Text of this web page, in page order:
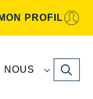
MON PROFIL
NOUS Search